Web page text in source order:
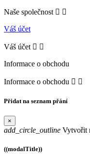
Naše společnost  
Váš účet
Váš účet  
Informace o obchodu
Informace o obchodu  
Přidat na seznam přání
×
add_circle_outline Vytvořit
((modalTitle))